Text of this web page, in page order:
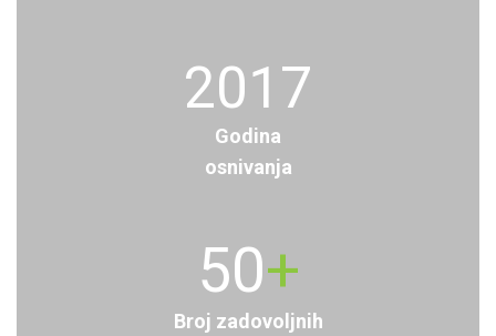
2017
Godina
osnivanja
50+
Broj zadovoljnih